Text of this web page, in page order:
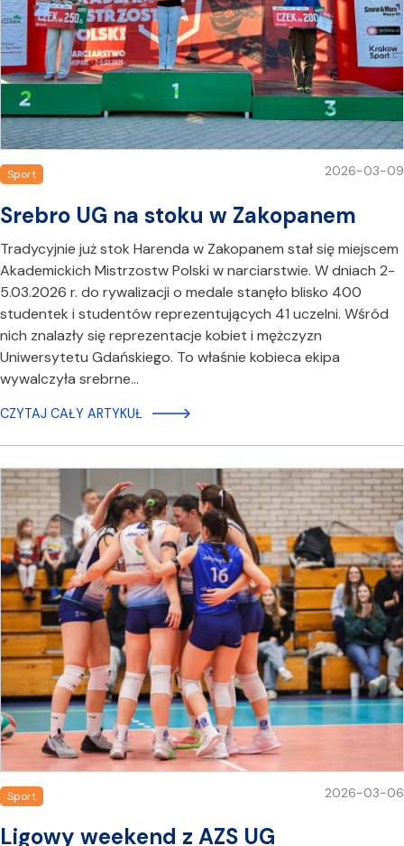
Sport 2026-03-09
Srebro UG na stoku w Zakopanem
Tradycyjnie już stok Harenda w Zakopanem stał się miejscem
Akademickich Mistrzostw Polski w narciarstwie. W dniach 2-
5.03.2026 r. do rywalizacji o medale stanęło blisko 400
studentek i studentów reprezentujących 41 uczelni. Wśród
nich znalazły się reprezentacje kobiet i mężczyzn
Uniwersytetu Gdańskiego. To właśnie kobieca ekipa
wywalczyła srebrne…
CZYTAJ CAŁY ARTYKUŁ
Sport 2026-03-06
Ligowy weekend z AZS UG